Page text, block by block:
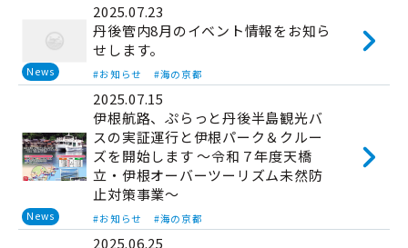
2025.07.23
News
丹後管内8月のイベント情報をお知ら
せします。
#お知らせ #海の京都
2025.07.15
News
伊根航路、ぷらっと丹後半島観光バ
スの実証運行と伊根パーク＆クルー
ズを開始します ～令和７年度天橋
立・伊根オーバーツーリズム未然防
止対策事業～
#お知らせ #海の京都
2025.06.25